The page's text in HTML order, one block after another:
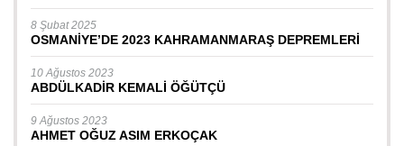
8 Şubat 2025
OSMANİYE’DE 2023 KAHRAMANMARAŞ DEPREMLERİ
10 Ağustos 2023
ABDÜLKADİR KEMALİ ÖĞÜTÇÜ
9 Ağustos 2023
AHMET OĞUZ ASIM ERKOÇAK